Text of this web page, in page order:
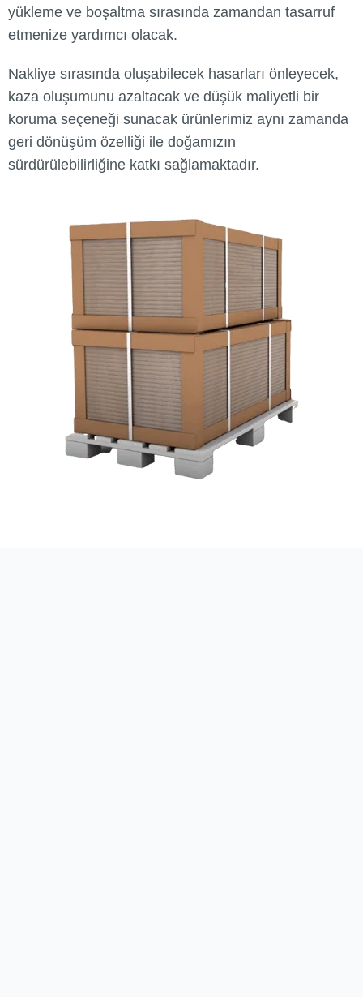
yükleme ve boşaltma sırasında zamandan tasarruf
etmenize yardımcı olacak.
Nakliye sırasında oluşabilecek hasarları önleyecek,
kaza oluşumunu azaltacak ve düşük maliyetli bir
koruma seçeneği sunacak ürünlerimiz aynı zamanda
geri dönüşüm özelliği ile doğamızın
sürdürülebilirliğine katkı sağlamaktadır.